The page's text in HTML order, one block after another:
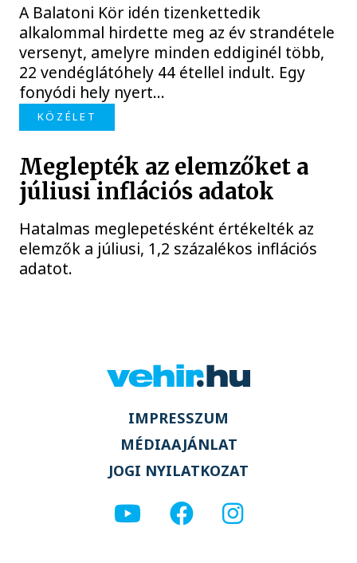
A Balatoni Kör idén tizenkettedik
alkalommal hirdette meg az év strandétele
versenyt, amelyre minden eddiginél több,
22 vendéglátóhely 44 étellel indult. Egy
fonyódi hely nyert...
KÖZÉLET
Meglepték az elemzőket a
júliusi inflációs adatok
Hatalmas meglepetésként értékelték az
elemzők a júliusi, 1,2 százalékos inflációs
adatot.
IMPRESSZUM
MÉDIAAJÁNLAT
JOGI NYILATKOZAT